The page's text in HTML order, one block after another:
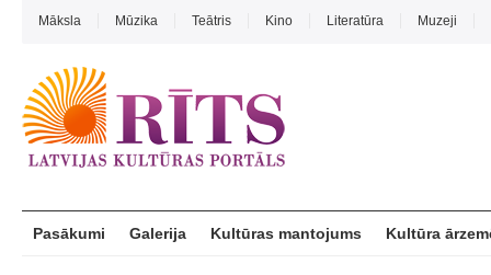
Māksla Mūzika Teātris Kino Literatūra Muzeji
Pasākumi Galerija Kultūras mantojums Kultūra